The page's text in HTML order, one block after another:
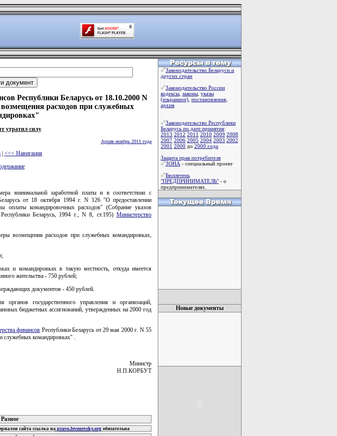
Республики Беларусь от 18.10.2000 N
расходов при служебных
утратил силу
Архив ноябрь 2011 года
| <<< Навигация
минимальной заработной платы и в соответствии с
от 18 октября 1994 г. N 126 "О предоставлении
оплаты командировочных расходов" (Собрание указов
Беларусь, 1994 г., N 8, ст.195) Министерство
возмещения расходов при служебных командировках,
и командировках в такую местность, откуда имеется
жительства - 750 рублей;
документов - 450 рублей.
государственного управления и организаций,
бюджетных ассигнований, утвержденных на 2000 год
финансов Республики Беларусь от 29 мая 2000 г. N 55
служебных командировках" .
Министр
Н.П.КОРБУТ
Разное
сайта ссылка наpravo.levonevsky.orgобязательна
Законодательство Беларуси и
других стран
Законодательство России
кодексы законы указы
(изьранное) постановления
архив
Законодательство Республики
Беларусь по дате принятия:
2013 2012 2011 2010 2009 2008
2007 2006 2005 2004 2003 2002
2001 2000 до 2000 года
Защита прав потребителя
ЗОНА - специальный проект
Бюллетень
"ПРЕДПРИНИМАТЕЛЬ" - о
предпринимателях.
Новые документы